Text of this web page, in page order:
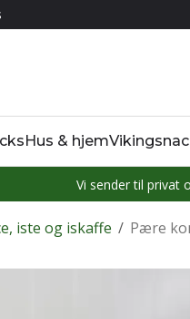
Hus & hjem
Vi sender til privat
/
iste og iskaffe Pære